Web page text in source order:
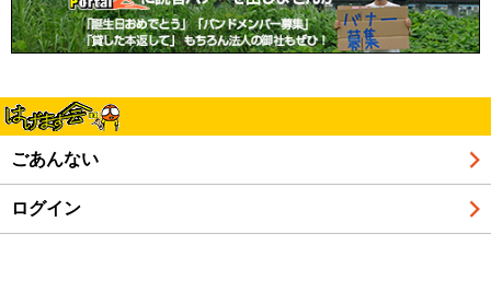
ごあんない
ログイン